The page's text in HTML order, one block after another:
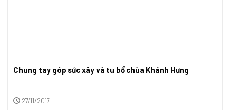
Chung tay góp sức xây và tu bổ chùa Khánh Hưng
27/11/2017